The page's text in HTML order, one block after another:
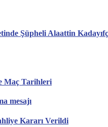
Şüpheli Alaattin
Maç Tarihleri
mesajı
Kararı Verildi